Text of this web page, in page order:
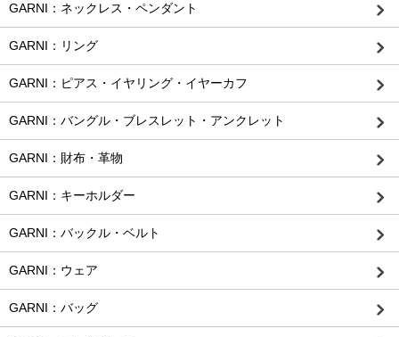
GARNI：ネックレス・ペンダント
GARNI：リング
GARNI：ピアス・イヤリング・イヤーカフ
GARNI：バングル・ブレスレット・アンクレット
GARNI：財布・革物
GARNI：キーホルダー
GARNI：バックル・ベルト
GARNI：ウェア
GARNI：バッグ